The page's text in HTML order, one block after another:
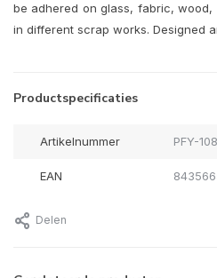
be adhered on glass, fabric,
in different scrap works. Designed
Productspecificaties
Artikelnummer PFY-
EAN
Delen